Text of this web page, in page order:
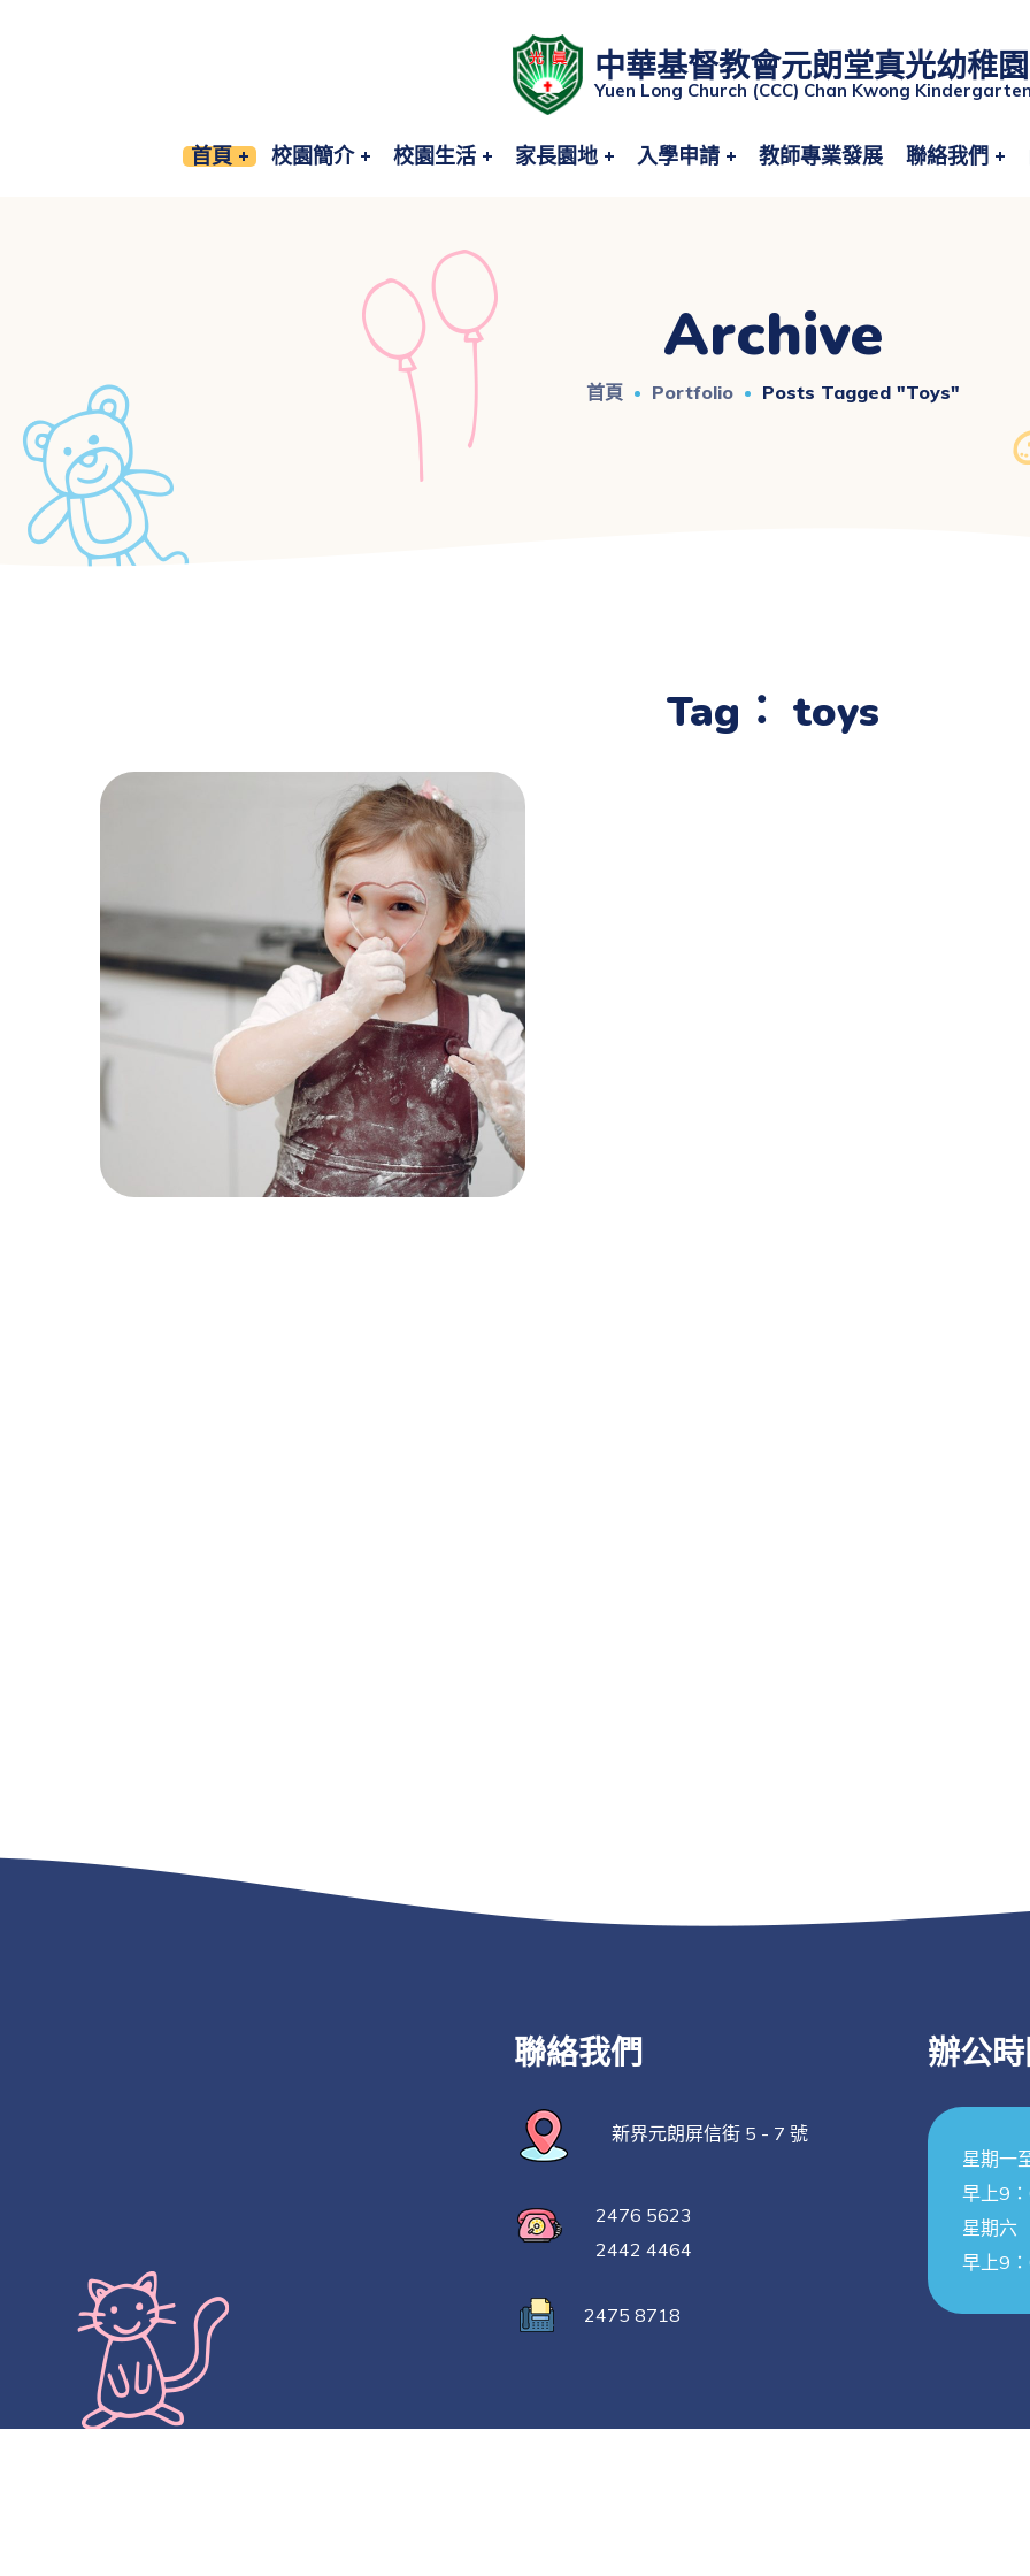
中華基督教會元朗堂真光幼稚園
Yuen Long Church (CCC) Chan Kwong
首頁 校園簡介 校園生活 家長園地 入學申請 教師專業發展 聯絡我們
Archive
首頁 Portfolio Posts Tagged "toys"
Tag： toys
Mother’s Helpers
ACTIVITES
聯絡我們
新界元朗屏信街 5 - 7 號
2476 5623
2442 4464
2475 8718
辦公
星期一
早上9
星期六
早上9